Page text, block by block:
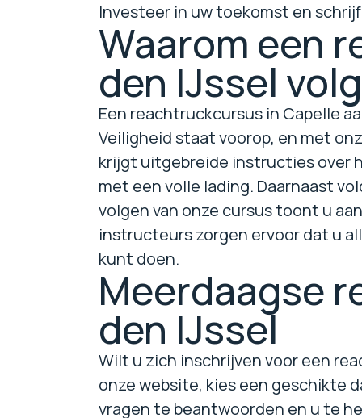
Investeer in uw toekomst en
Waarom een
den IJssel
Een reachtruckcursus in Capelle
Veiligheid staat voorop, en met
krijgt uitgebreide instructies over
met een volle lading. Daarnaast
volgen van onze cursus toont u
instructeurs zorgen ervoor dat u
kunt doen.
Meerdaagse
den IJssel
Wilt u zich inschrijven voor een
onze website, kies een geschikte
vragen te beantwoorden en u te